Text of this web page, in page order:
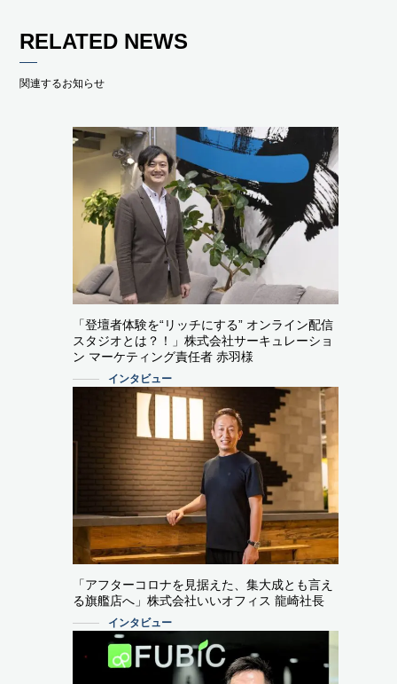
RELATED NEWS
関連するお知らせ
「登壇者体験を“リッチにする” オンライン配信
スタジオとは？！」株式会社サーキュレーショ
ン マーケティング責任者 赤羽様
インタビュー
「アフターコロナを見据えた、集大成とも言え
る旗艦店へ」株式会社いいオフィス 龍崎社長
インタビュー